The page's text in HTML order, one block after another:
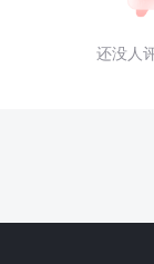
还没人